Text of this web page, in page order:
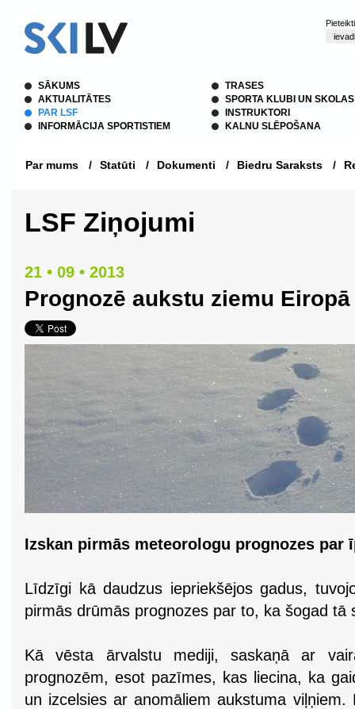
SĀKUMS
AKTUALITĀTES
PAR LSF
INFORMĀCIJA SPORTISTIEM
TRASES
SPORTA KLUBI UN SKOLAS
INSTRUKTORI
KALNU SLĒPOŠANA
Par mums / Statūti / Dokumenti / Biedru Saraksts /
LSF Ziņojumi
21 • 09 • 2013
Prognozē aukstu ziemu Eiropā
Izskan pirmās meteorologu prognozes par
Līdzīgi kā daudzus iepriekšējos gadus,
pirmās drūmās prognozes par to, ka šogad tā
Kā vēsta ārvalstu mediji, saskaņā ar
prognozēm, esot pazīmes, kas liecina, ka
un izcelsies ar anomāliem aukstuma